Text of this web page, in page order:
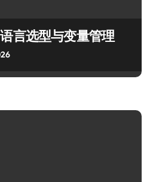
言选型与变量管理